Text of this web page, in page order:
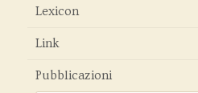
Lexicon
Link
Pubblicazioni